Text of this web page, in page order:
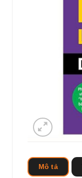
Mô tả